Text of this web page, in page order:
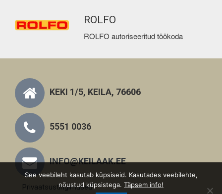
ROLFO
ROLFO autoriseeritud töökoda
KEKI 1/5, KEILA, 76606
5551 0036
INFO@KEILAAK.EE
Privaatsustingimused
See veebileht kasutab küpsiseid. Kasutades veebilehte,
nõustud küpsistega. Täpsem info!